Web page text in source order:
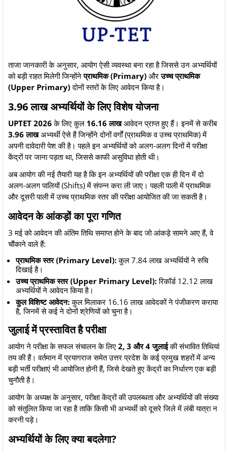
​ताजा जानकारी के अनुसार, आयोग ऐसी व्यवस्था बना रहा है जिससे उन अभ्यर्थियों
को बड़ी राहत मिलेगी जिन्होंनेप्राथमिक (Primary) औरउच्च प्राथमिक
(Upper Primary)दोनों स्तरों के लिए आवेदन किया है।
​3.96 लाख अभ्यर्थियों के लिए विशेष योजना
UPTET 2026 के लिए कुल 16.16 लाखआवेदन प्राप्त हुए हैं। इनमें से करीब
3.96 लाखअभ्यर्थी ऐसे हैं जिन्होंने दोनों वर्गों (प्राथमिक व उच्च प्राथमिक) में
अपनी दावेदारी पेश की है। पहले इन अभ्यर्थियों को अलग-अलग दिनों में परीक्षा
केंद्रों पर जाना पड़ता था, जिससे काफी असुविधा होती थी।
​अब आयोग की नई तैयारी यह है कि इन अभ्यर्थियों की परीक्षा एक ही दिन में दो
अलग-अलग पालियों (Shifts) में संपन्न करा ली जाए। पहली पाली में प्राथमिक
और दूसरी पाली में उच्च प्राथमिक स्तर की परीक्षा आयोजित की जा सकती है।
​आवेदन के आंकड़ों का पूरा गणित
​3 मई को आवेदन की अंतिम तिथि समाप्त होने के बाद जो आंकड़े सामने आए हैं, वे
चौंकाने वाले हैं:
प्राथमिक स्तर (Primary Level):कुल 7.84 लाख अभ्यर्थियों ने रुचि
दिखाई है।
उच्च प्राथमिक स्तर (Upper Primary Level):रिकॉर्ड 12.12 लाख
अभ्यर्थियों ने आवेदन किया है।
कुल विशिष्ट आवेदन:कुल मिलाकर 16.16 लाख आवेदकों ने पंजीकरण कराया
है, जिनमें से कई ने दोनों श्रेणियों को चुना है।
​जुलाई में प्रस्तावित है परीक्षा
​आयोग ने परीक्षा के सफल संचालन के लिए 2, 3 और 4 जुलाईकी संभावित तिथियां
तय की हैं। वर्तमान में प्रयागराज समेत उत्तर प्रदेश के कई प्रमुख शहरों में अन्य
बड़ी भर्ती परीक्षाएं भी आयोजित होनी हैं, जिसे देखते हुए केंद्रों का निर्धारण एक बड़ी
चुनौती है।
​आयोग के अध्यक्ष के अनुसार, परीक्षा केंद्रों की उपलब्धता और अभ्यर्थियों की संख्या
को संतुलित किया जा रहा है ताकि किसी भी अभ्यर्थी को दूसरे जिले में लंबी यात्रा न
करनी पड़े।
​अभ्यर्थियों के लिए क्या बदलेगा?